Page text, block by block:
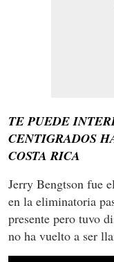
TE PUEDE
CENTIGRADOS
COSTA RICA
Jerry Bengtson fue
en la eliminatoria
presente pero tuvo
no ha vuelto a ser